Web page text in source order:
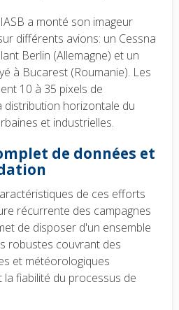
a monté son imageur
différents avions: un Cessna
Berlin (Allemagne) et un
à Bucarest (Roumanie). Les
10 à 35 pixels de
distribution horizontale du
et industrielles.
de données et
de ces efforts
récurrente des campagnes
de disposer d'un ensemble
robustes couvrant des
et météorologiques
la fiabilité du processus de